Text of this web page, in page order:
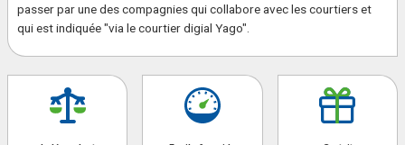
passer par une des compagnies qui collabore avec les courtiers et
qui est indiquée "via le courtier digial Yago".